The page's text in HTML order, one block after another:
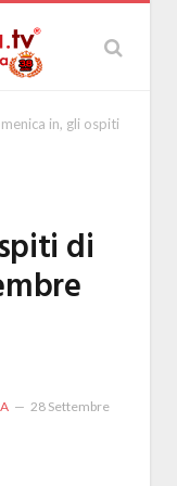
in, gli ospiti
di
28 Settembre